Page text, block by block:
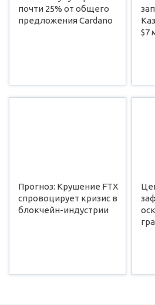
почти 25% от общего
предложения Cardano
$7
Прогноз: Крушение FTX
спровоцирует кризис в
блокчейн-индустрии